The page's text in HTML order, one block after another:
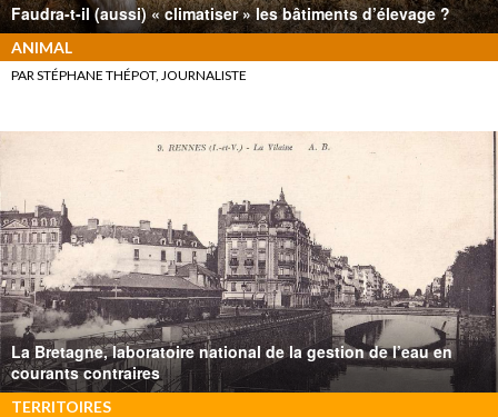
Faudra-t-il (aussi) « climatiser » les bâtiments d’élevage ?
ANIMAL
PAR STÉPHANE THÉPOT, JOURNALISTE
La Bretagne, laboratoire national de la gestion de l’eau en
courants contraires
TERRITOIRES